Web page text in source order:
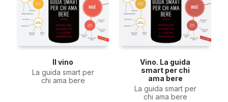
Il vino
La guida smart per
chi ama bere
Vino. La guida
smart per chi
ama bere
La guida smart per
chi ama bere